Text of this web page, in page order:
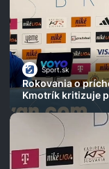
Šport.sk
Rokovania o
Kmotrík kritizuje